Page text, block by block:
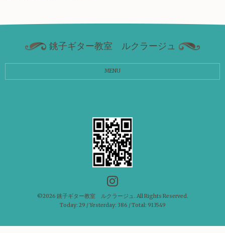
銚子ギター教室 ルクラージュ
MENU
©2026 銚子ギター教室 ルクラージュ . All Rights Reserved.
Today: 29 / Yesterday: 386 / Total: 913549